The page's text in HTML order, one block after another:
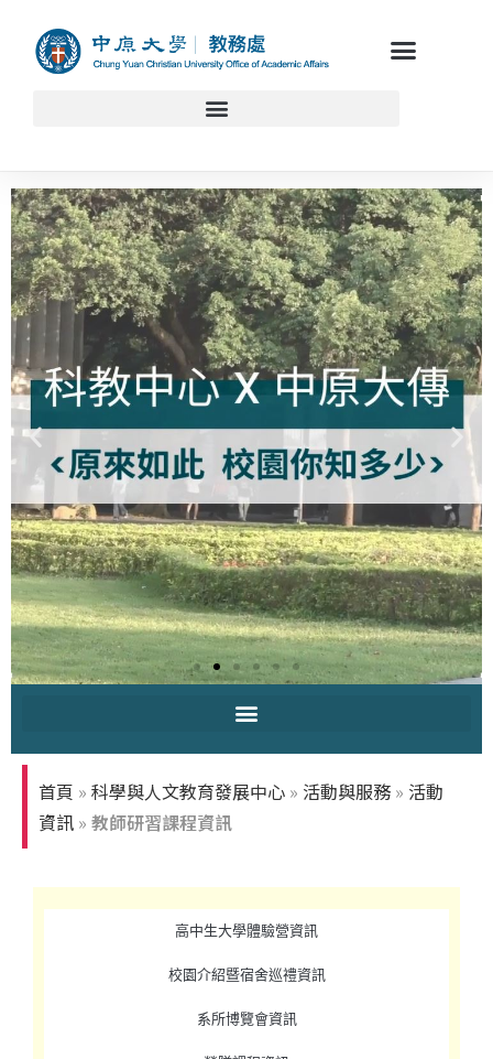
中原大學-你
知多少
首頁 » 科學與人文教育發展中心 » 活動與服務 » 活動
資訊 » 教師研習課程資訊
高中生大學體驗營資訊
校園介紹暨宿舍巡禮資訊
系所博覽會資訊